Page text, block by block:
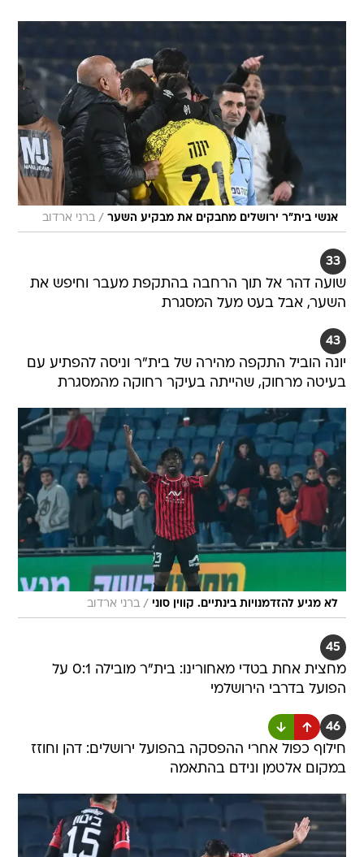
אנשי בית"ר ירושלים מחבקים את מבקיע השער / ברני ארדוב
33
שועה דהר אל תוך הרחבה בהתקפת מעבר וחיפש את
השער, אבל בעט מעל המסגרת
43
יונה הוביל התקפה מהירה של בית"ר וניסה להפתיע עם
בעיטה מרחוק, שהייתה בעיקר רחוקה מהמסגרת
לא מגיע להזדמנויות בינתיים. קווין סוני / ברני ארדוב
45
מחצית אחת בטדי מאחורינו: בית"ר מובילה 0:1 על
הפועל בדרבי הירושלמי
46
חילוף כפול אחרי ההפסקה בהפועל ירושלים: דהן וחוזז
במקום אלטמן ונידם בהתאמה